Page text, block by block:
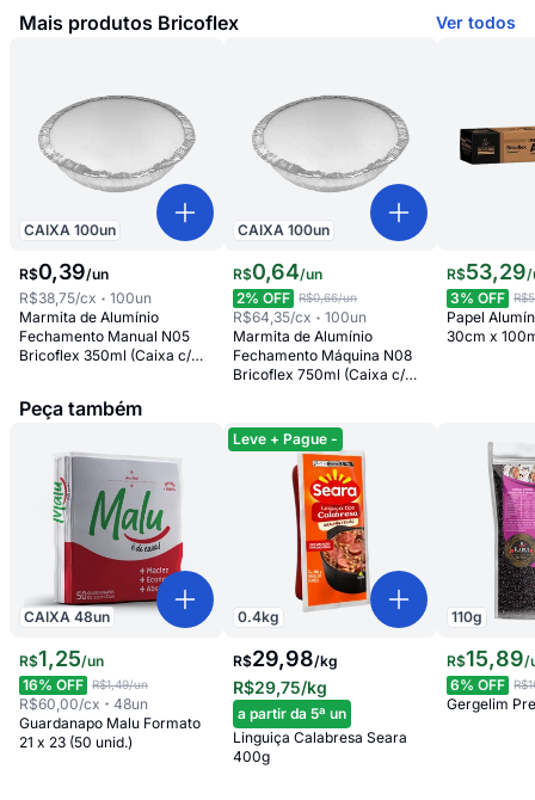
Mais produtos Bricoflex Ver todos
CAIXA 100un
R$0,39/un
R$38,75/cx 100un
Marmita de Alumínio
Fechamento Manual N05
Bricoflex 350ml (Caixa c/
CAIXA100un
R$0,64/un
2% OFF R$0,66/un
R$64,35/cx 100un
Marmita de Alumínio
Fechamento Máquina N08
Bricoflex 750ml (Caixa c/
R$53,29/
3% OFF
Papel
30cm x
Peça também
CAIXA 48un
R$1,25/un
16% OFF R$1,49/un
R$60,00/cx 48un
Guardanapo Malu Formato
21 x 23 (50 unid.)
0.4kg
Leve + Pague -
R$29,98/kg
R$29,75/kg
a partir da 5ª un
Linguiça Calabresa Seara
400g
110g
R$15,89/
6% OFF
Gergelim